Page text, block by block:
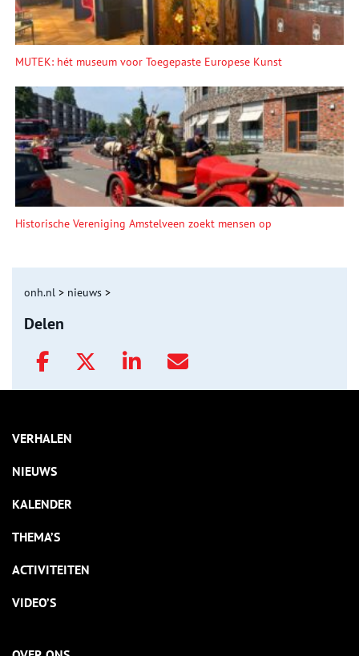
MUTEK: hét museum voor Toegepaste Europese Kunst
Historische Vereniging Amstelveen zoekt mensen op
onh.nl > nieuws >
Delen
VERHALEN
NIEUWS
KALENDER
THEMA’S
ACTIVITEITEN
VIDEO’S